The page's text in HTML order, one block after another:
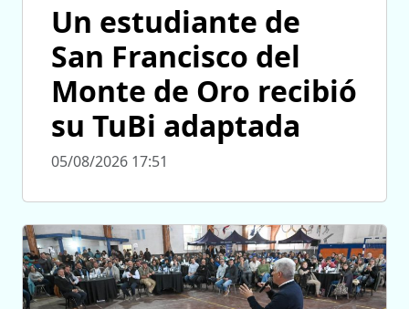
Un estudiante de
San Francisco del
Monte de Oro recibió
su TuBi adaptada
05/08/2026 17:51